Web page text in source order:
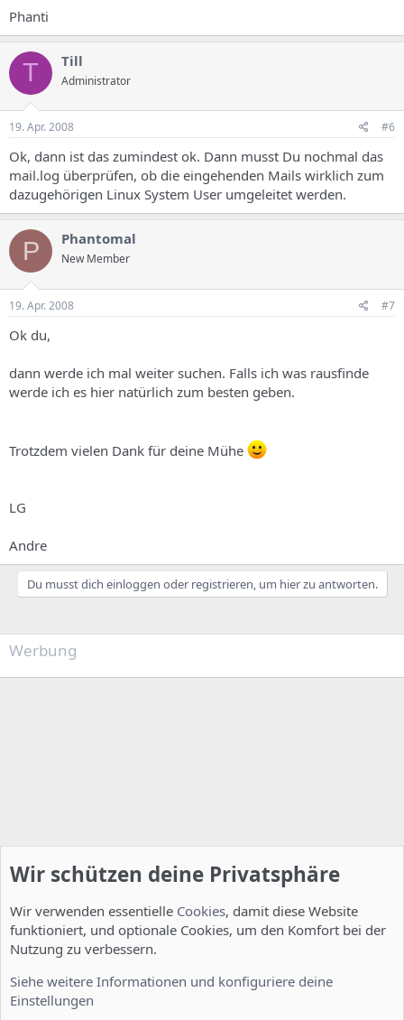
Phanti
T Till
Administrator
19. Apr. 2008 #6
Ok, dann ist das zumindest ok. Dann musst Du nochmal das
mail.log überprüfen, ob die eingehenden Mails wirklich zum
dazugehörigen Linux System User umgeleitet werden.
P Phantomal
New Member
19. Apr. 2008 #7
Ok du,
dann werde ich mal weiter suchen. Falls ich was rausfinde
werde ich es hier natürlich zum besten geben.
Trotzdem vielen Dank für deine Mühe
LG
Andre
Du musst dich einloggen oder registrieren, um hier zu antworten.
Werbung
Wir schützen deine Privatsphäre
Wir verwenden essentielle Cookies, damit diese Website
funktioniert, und optionale Cookies, um den Komfort bei der
Nutzung zu verbessern.
Siehe weitere Informationen und konfiguriere deine
Einstellungen